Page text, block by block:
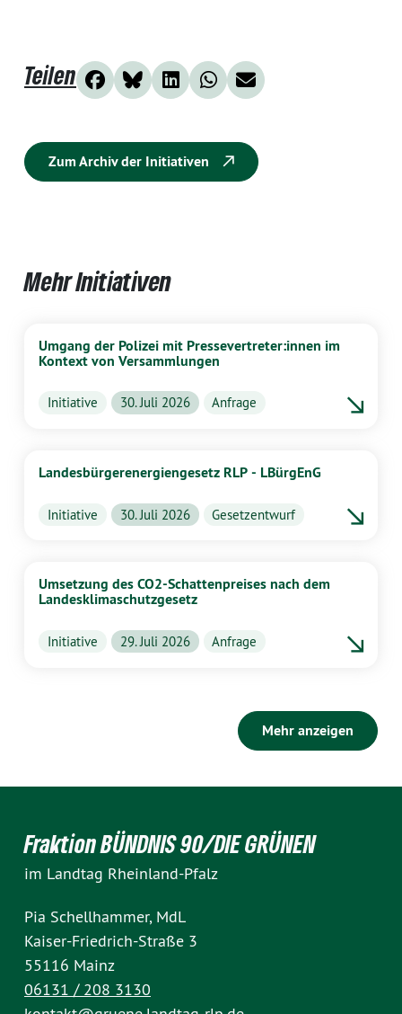
Teilen
Zum Archiv der Initiativen
Mehr Initiativen
Umgang der Polizei mit Pressevertreter:innen im
Kontext von Versammlungen
Initiative 30. Juli 2026 Anfrage
Landesbürgerenergiengesetz RLP - LBürgEnG
Initiative 30. Juli 2026 Gesetzentwurf
Umsetzung des CO2-Schattenpreises nach dem
Landesklimaschutzgesetz
Initiative 29. Juli 2026 Anfrage
Mehr anzeigen
Fraktion BÜNDNIS 90/DIE GRÜNEN
im Landtag Rheinland-Pfalz
Pia Schellhammer, MdL
Kaiser-Friedrich-Straße 3
55116 Mainz
06131 / 208 3130